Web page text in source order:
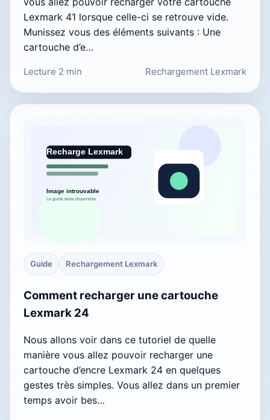
Lexmark 41 lorsque celle-ci se retrouve vide.
Munissez vous des éléments suivants : Une
cartouche d’e…
Lecture 2 min Rechargement Lexmark
Guide Rechargement Lexmark
Comment recharger une cartouche
Lexmark 24
Nous allons voir dans ce tutoriel de quelle
manière vous allez pouvoir recharger une
cartouche d’encre Lexmark 24 en quelques
gestes très simples. Vous allez dans un premier
temps avoir bes…